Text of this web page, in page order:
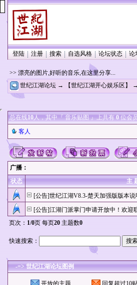
登陆 注册 搜索 自选风格 论坛状态 论
>> 漂亮的图片,好听的音乐,在这里分享...
世纪江湖论坛 → 【世纪江湖开心娱乐区】 →
总在线10人，其中『 音乐贴图 』上共有0位会
客人
广播：
状态
主
[公告]世纪江湖V8.3-楚天加强版版本说
[公告]江湖门派掌门申请开放中！欢迎
页次： 1/0页 每页20 主题数0
快速搜索：
-=> 世纪江湖论坛图例
开放的主题 回复超过10